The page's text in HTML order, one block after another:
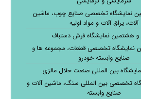
نمایشگاه تخصصی صنایع چوب، ماشین
آلات، یراق آلات و مواد اولیه
هشتمین نمایشگاه فرش دستباف
نمایشگاه تخصصی قطعات، مجموعه ها و
صنایع وابسته خودرو
بین المللی صنعت حلال مالزی.
تخصصی بین المللی سنگ، ماشین آلات و
صنایع وابسته